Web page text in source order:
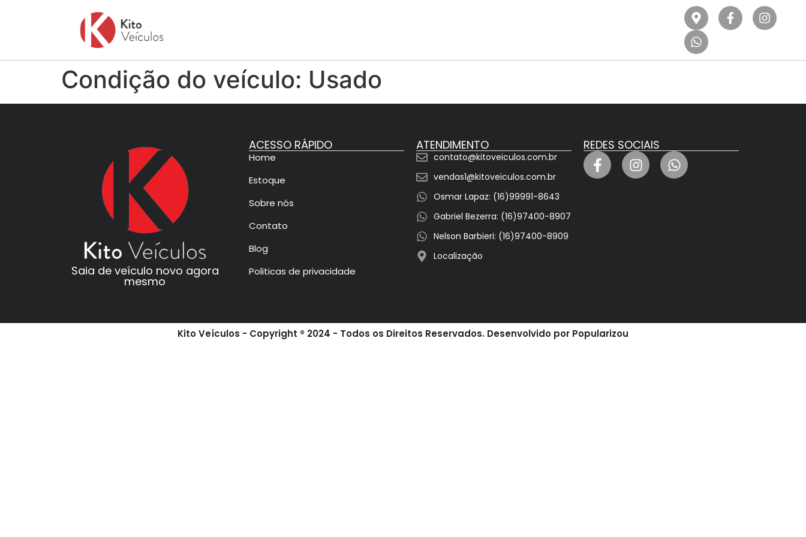
Condição do veículo: Usado
Saia de veículo novo agora
mesmo
ACESSO RÁPIDO
Home
Estoque
Sobre nós
Contato
Blog
Politicas de privacidade
ATENDIMENTO
contato@kitoveiculos.com.br
vendas1@kitoveiculos.com.br
Osmar Lapaz: (16)99991-8643
Gabriel Bezerra: (16)97400-8907
Nelson Barbieri: (16)97400-8909
Localização
REDES SOCIAIS
Kito Veículos - Copyright ® 2024 - Todos os Direitos Reservados. Desenvolvido por Popularizou